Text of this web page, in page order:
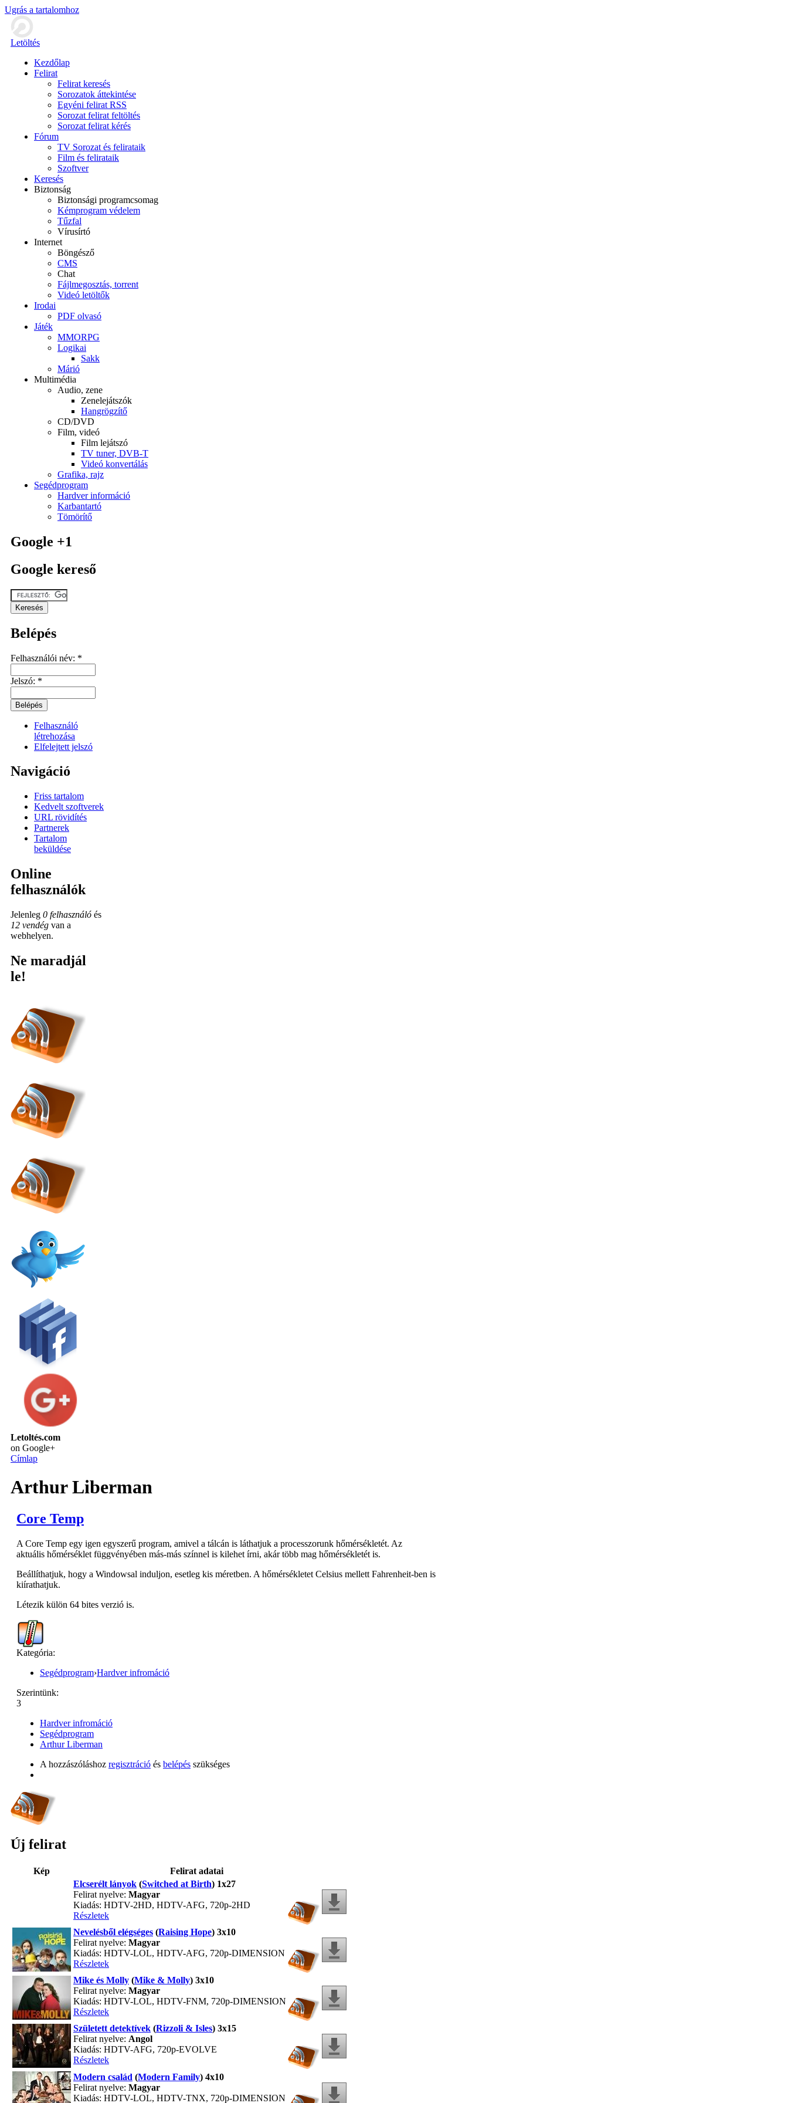
Ugrás a tartalomhoz
Letöltés
Kezdőlap
Felirat
Felirat keresés
Sorozatok áttekintése
Egyéni felirat RSS
Sorozat felirat feltöltés
Sorozat felirat kérés
Fórum
TV Sorozat és felirataik
Film és felirataik
Szoftver
Keresés
Biztonság
Biztonsági programcsomag
Kémprogram védelem
Tűzfal
Vírusírtó
Internet
Böngésző
CMS
Chat
Fájlmegosztás, torrent
Videó letöltők
Irodai
PDF olvasó
Játék
MMORPG
Logikai
Sakk
Márió
Multimédia
Audio, zene
Zenelejátszók
Hangrögzítő
CD/DVD
Film, videó
Film lejátszó
TV tuner, DVB-T
Videó konvertálás
Grafika, rajz
Segédprogram
Hardver információ
Karbantartó
Tömörítő
Google +1
Google kereső
Belépés
Felhasználói név: *
Jelszó: *
Felhasználó
létrehozása
Elfelejtett jelszó
Navigáció
Friss tartalom
Kedvelt szoftverek
URL rövidítés
Partnerek
Tartalom
beküldése
Online
felhasználók
Jelenleg 0 felhasználó és
12 vendég van a
webhelyen.
Ne maradjál
le!
Letoltés.com
on Google+
Címlap
Arthur Liberman
Core Temp
A Core Temp egy igen egyszerű program, amivel a tálcán is láthatjuk a processzorunk hőmérsékletét. Az
aktuális hőmérséklet függvényében más-más színnel is kilehet írni, akár több mag hőmérsékletét is.
Beállíthatjuk, hogy a Windowsal induljon, esetleg kis méretben. A hőmérsékletet Celsius mellett Fahrenheit-ben is
kiírathatjuk.
Létezik külön 64 bites verzió is.
Kategória:
Segédprogram›Hardver infromáció
Szerintünk:
3
Hardver infromáció
Segédprogram
Arthur Liberman
A hozzászóláshoz regisztráció és belépés szükséges
Új felirat
Kép
Felirat adatai
Elcserélt lányok (Switched at Birth) 1x27
Felirat nyelve: Magyar
Kiadás: HDTV-2HD, HDTV-AFG, 720p-2HD
Részletek
Nevelésből elégséges (Raising Hope) 3x10
Felirat nyelve: Magyar
Kiadás: HDTV-LOL, HDTV-AFG, 720p-DIMENSION
Részletek
Mike és Molly (Mike & Molly) 3x10
Felirat nyelve: Magyar
Kiadás: HDTV-LOL, HDTV-FNM, 720p-DIMENSION
Részletek
Született detektívek (Rizzoli & Isles) 3x15
Felirat nyelve: Angol
Kiadás: HDTV-AFG, 720p-EVOLVE
Részletek
Modern család (Modern Family) 4x10
Felirat nyelve: Magyar
Kiadás: HDTV-LOL, HDTV-TNX, 720p-DIMENSION